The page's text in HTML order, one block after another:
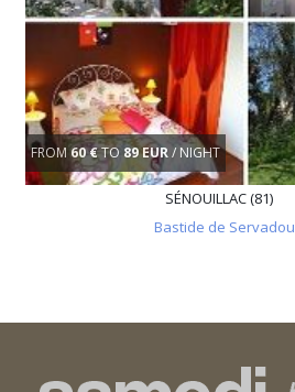
FROM60 €TO 89 EUR/ NIGHT
SÉNOUILLAC (81)
Bastide de Servadou